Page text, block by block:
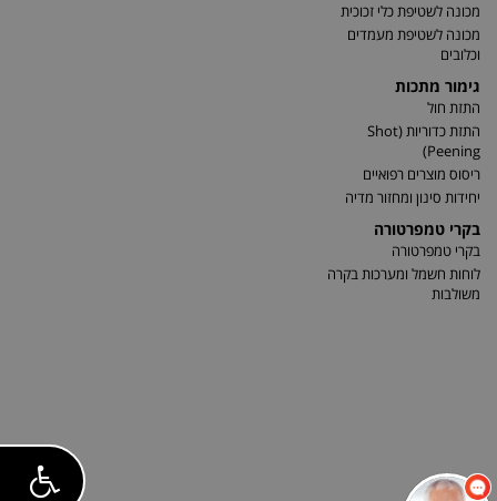
מכונה לשטיפת כלי זכוכית
מכונה לשטיפת מעמדים
וכלובים
גימור מתכות
התזת חול
התזת כדוריות (Shot
Peening)
ריסוס מוצרים רפואיים
יחידות סינון ומחזור מדיה
בקרי טמפרטורה
בקרי טמפרטורה
לוחות חשמל ומערכות בקרה
משולבות